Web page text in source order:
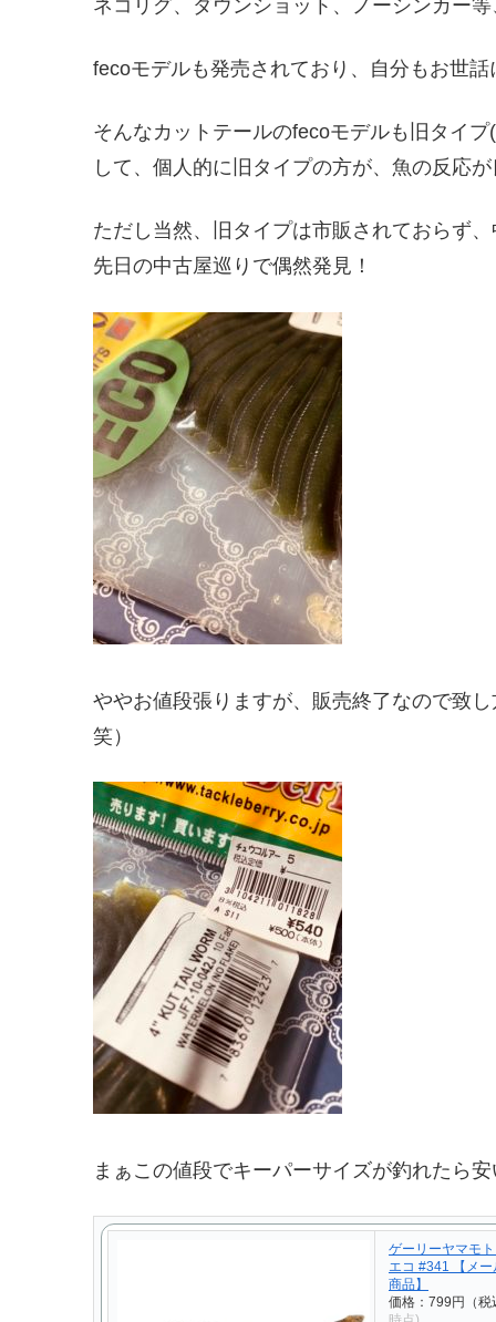
ネコリグ、ダウンショット、ノーシンカー
fecoモデルも発売されており、自分もお世
そんなカットテールのfecoモデルも旧タイ
して、個人的に旧タイプの方が、魚の反応
ただし当然、旧タイプは市販されておらず
先日の中古屋巡りで偶然発見！
ややお値段張りますが、販売終了なので致
笑）
まぁこの値段でキーパーサイズが釣れたら
ゲーリーヤマモ
エコ #341 【メ
商品】
価格：799円（